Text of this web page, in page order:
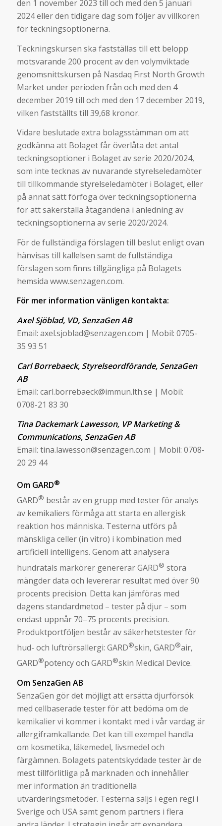
den 1 november 2023 till och med den 5 januari
2024 eller den tidigare dag som följer av villkoren
för teckningsoptionerna.
Teckningskursen ska fastställas till ett belopp
motsvarande 200 procent av den volymviktade
genomsnittskursen på Nasdaq First North Growth
Market under perioden från och med den 4
december 2019 till och med den 17 december 2019,
vilken fastställts till 39,68 kronor.
Vidare beslutade extra bolagsstämman om att
godkänna att Bolaget får överlåta det antal
teckningsoptioner i Bolaget av serie 2020/2024,
som inte tecknas av nuvarande styrelseledamöter
till tillkommande styrelseledamöter i Bolaget, eller
på annat sätt förfoga över teckningsoptionerna
för att säkerställa åtagandena i anledning av
teckningsoptionerna av serie 2020/2024.
För de fullständiga förslagen till beslut enligt ovan
hänvisas till kallelsen samt de fullständiga
förslagen som finns tillgängliga på Bolagets
hemsida www.senzagen.com.
För mer information vänligen kontakta:
Axel Sjöblad, VD, SenzaGen AB
Email: axel.sjoblad@senzagen.com | Mobil: 0705-
35 93 51
Carl Borrebaeck, Styrelseordförande, SenzaGen
AB
Email: carl.borrebaeck@immun.lth.se | Mobil:
0708-21 83 30
Tina Dackemark Lawesson, VP Marketing &
Communications, SenzaGen AB
Email: tina.lawesson@senzagen.com | Mobil: 0708-
20 29 44
Om GARD®
GARD® består av en grupp med tester för analys
av kemikaliers förmåga att starta en allergisk
reaktion hos människa. Testerna utförs på
mänskliga celler (in vitro) i kombination med
artificiell intelligens. Genom att analysera
hundratals markörer genererar GARD® stora
mängder data och levererar resultat med över 90
procents precision. Detta kan jämföras med
dagens standardmetod – tester på djur – som
endast uppnår 70–75 procents precision.
Produktportföljen består av säkerhetstester för
hud- och luftrörsallergi: GARD®skin, GARD®air,
GARD®potency och GARD®skin Medical Device.
Om SenzaGen AB
SenzaGen gör det möjligt att ersätta djurförsök
med cellbaserade tester för att bedöma om de
kemikalier vi kommer i kontakt med i vår vardag är
allergiframkallande. Det kan till exempel handla
om kosmetika, läkemedel, livsmedel och
färgämnen. Bolagets patentskyddade tester är de
mest tillförlitliga på marknaden och innehåller
mer information än traditionella
utvärderingsmetoder. Testerna säljs i egen regi i
Sverige och USA samt genom partners i flera